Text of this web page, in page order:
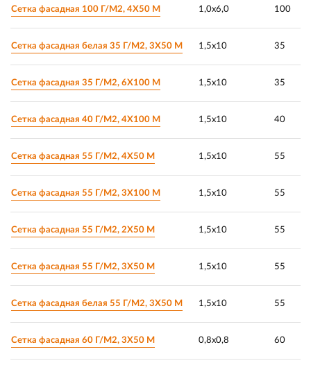
Сетка фасадная 100 Г/М2, 4Х50 М 1,0х6,0 100
Сетка фасадная белая 35 Г/М2, 3Х50 М 1,5х10 35
Сетка фасадная 35 Г/М2, 6Х100 М 1,5х10 35
Сетка фасадная 40 Г/М2, 4Х100 М 1,5х10 40
Сетка фасадная 55 Г/М2, 4Х50 М 1,5х10 55
Сетка фасадная 55 Г/М2, 3Х100 М 1,5х10 55
Сетка фасадная 55 Г/М2, 2Х50 М 1,5х10 55
Сетка фасадная 55 Г/М2, 3Х50 М 1,5х10 55
Сетка фасадная белая 55 Г/М2, 3Х50 М 1,5х10 55
Сетка фасадная 60 Г/М2, 3Х50 М 0,8х0,8 60